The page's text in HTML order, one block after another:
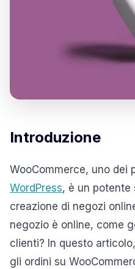
Introduzione
WooCommerce, uno dei
WordPress, è un potente
creazione di negozi
negozio è online, come
clienti? In questo
gli ordini su